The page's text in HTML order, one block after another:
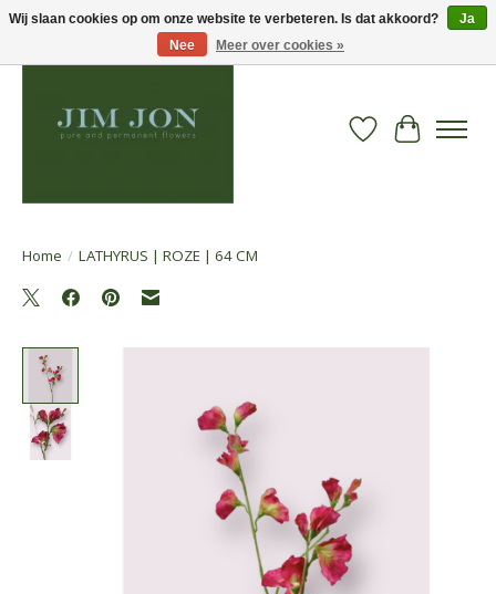
Verlanglijst
Home / LATHYRUS | ROZE | 64 CM
Wij slaan cookies op om onze website te verbeteren. Is dat akkoord?
Ja
Nee
Meer over cookies »